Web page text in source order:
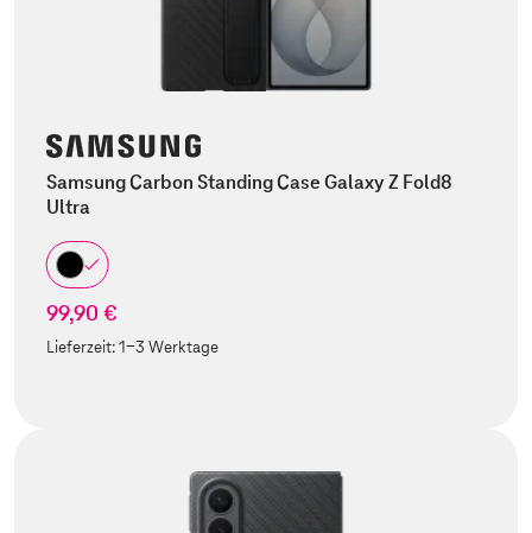
Samsung Carbon Standing Case Galaxy Z Fold8
Ultra
99,90 €
Lieferzeit:1-3 Werktage